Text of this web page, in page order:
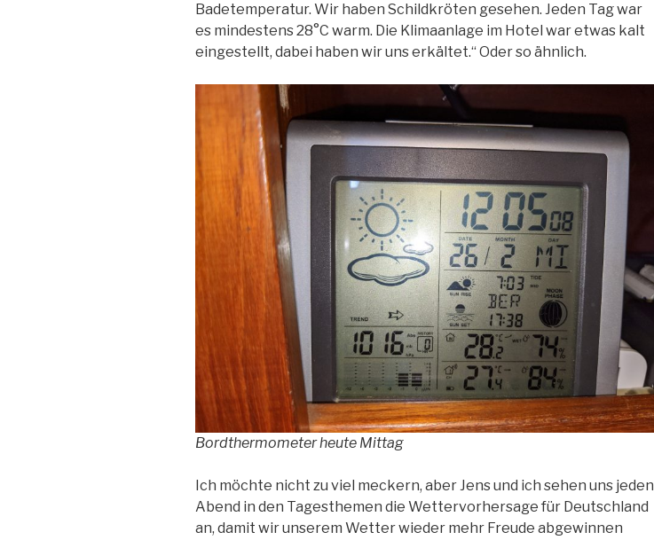
Badetemperatur. Wir haben Schildkröten gesehen. Jeden Tag war
es mindestens 28°C warm. Die Klimaanlage im Hotel war etwas kalt
eingestellt, dabei haben wir uns erkältet.“ Oder so ähnlich.
Bordthermometer heute Mittag
Ich möchte nicht zu viel meckern, aber Jens und ich sehen uns jeden
Abend in den Tagesthemen die Wettervorhersage für Deutschland
an, damit wir unserem Wetter wieder mehr Freude abgewinnen